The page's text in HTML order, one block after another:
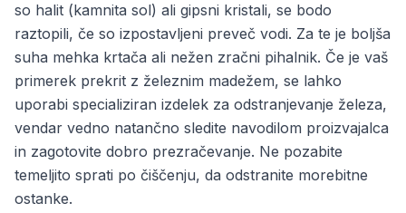
so halit (kamnita sol) ali gipsni kristali, se bodo
raztopili, če so izpostavljeni preveč vodi. Za te je boljša
suha mehka krtača ali nežen zračni pihalnik. Če je vaš
primerek prekrit z železnim madežem, se lahko
uporabi specializiran izdelek za odstranjevanje železa,
vendar vedno natančno sledite navodilom proizvajalca
in zagotovite dobro prezračevanje. Ne pozabite
temeljito sprati po čiščenju, da odstranite morebitne
ostanke.